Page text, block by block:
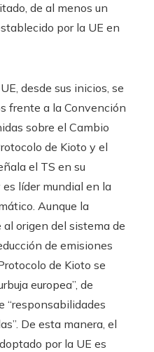
de al menos un
por la UE en
desde sus inicios, se
frente a la Convención
sobre el Cambio
de Kioto y el
el TS en su
líder mundial en la
Aunque la
origen del sistema de
de emisiones
de Kioto se
europea”, de
“responsabilidades
De esta manera, el
por la UE es